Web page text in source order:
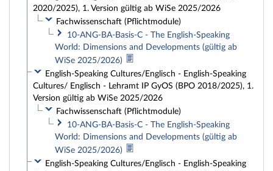
2020/2025), 1. Version gültig ab WiSe 2025/2026
Fachwissenschaft (Pflichtmodule)
10-ANG-BA-Basis-C - The English-Speaking
World: Dimensions and Developments (gültig ab
WiSe 2025/2026)
English-Speaking Cultures/Englisch - English-Speaking
Cultures/ Englisch - Lehramt IP GyOS (BPO 2018/2025), 1.
Version gültig ab WiSe 2025/2026
Fachwissenschaft (Pflichtmodule)
10-ANG-BA-Basis-C - The English-Speaking
World: Dimensions and Developments (gültig ab
WiSe 2025/2026)
English-Speaking Cultures/Englisch - English-Speaking